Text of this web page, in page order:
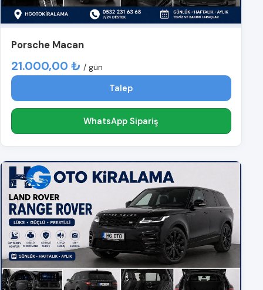
Porsche Macan
21.000,00 ₺ / gün
Talep
WhatsApp Sipariş